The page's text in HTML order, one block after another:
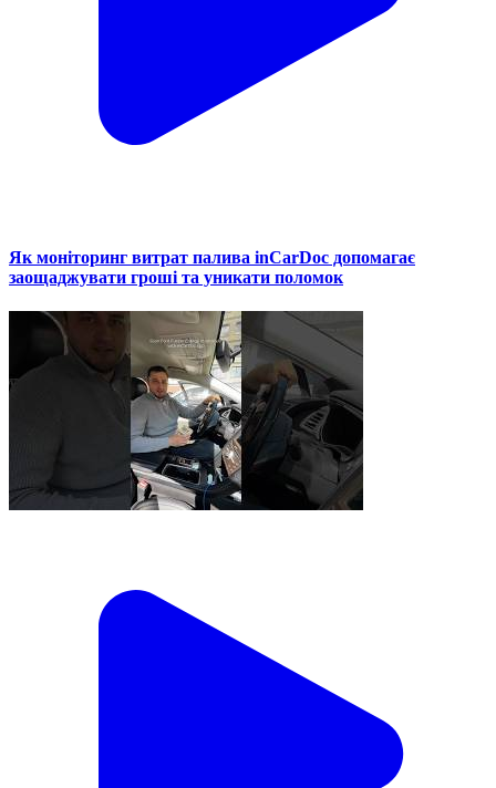
Як моніторинг витрат палива inCarDoc допомагає
заощаджувати гроші та уникати поломок